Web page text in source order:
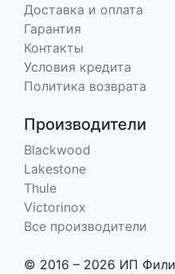
Доставка и оплата
Гарантия
Контакты
Условия кредита
Политика возврата
Производители
Blackwood
Lakestone
Thule
Victorinox
Все производители
© 2016 – 2026 ИП